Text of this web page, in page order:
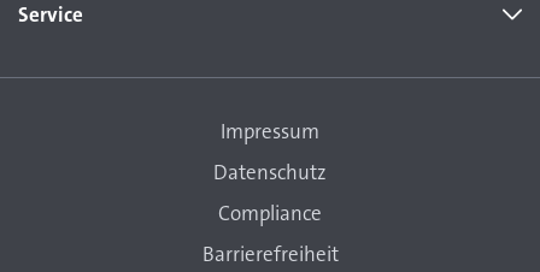
Service
Impressum
Datenschutz
Compliance
Barrierefreiheit